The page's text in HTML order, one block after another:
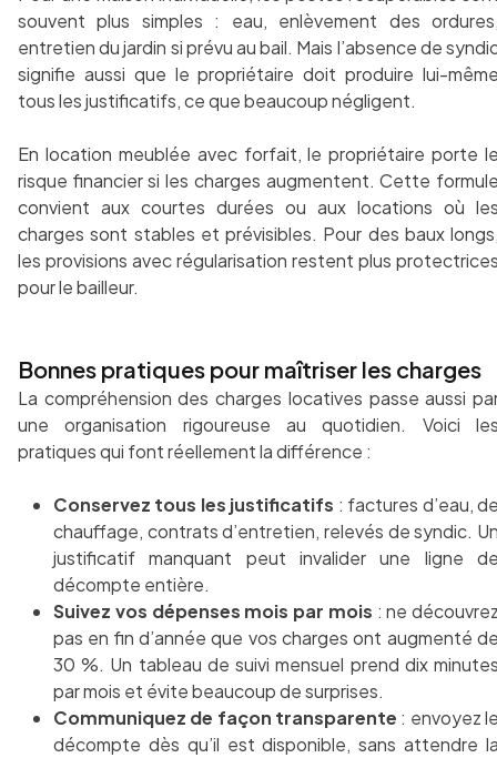
souvent plus simples : eau, enlèvement des
entretien du jardin si prévu au bail. Mais l’absence de
signifie aussi que le propriétaire doit produire lui-
tous les justificatifs, ce que beaucoup négligent.
En location meublée avec forfait, le propriétaire porte
risque financier si les charges augmentent. Cette
convient aux courtes durées ou aux locations où
charges sont stables et prévisibles. Pour des baux
les provisions avec régularisation restent plus
pour le bailleur.
Bonnes pratiques pour maîtriser les charges
La compréhension des charges locatives passe aussi
une organisation rigoureuse au quotidien. Voici
pratiques qui font réellement la différence :
Conservez tous les justificatifs : factures d’eau,
chauffage, contrats d’entretien, relevés de syndic.
justificatif manquant peut invalider une ligne
décompte entière.
Suivez vos dépenses mois par mois : ne
pas en fin d’année que vos charges ont augmenté
30 %. Un tableau de suivi mensuel prend dix
par mois et évite beaucoup de surprises.
Communiquez de façon transparente : envoyez
décompte dès qu’il est disponible, sans attendre